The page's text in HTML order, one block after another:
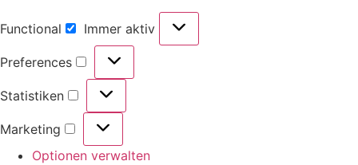
Functional Immer aktiv
Preferences
Statistiken
Marketing
Optionen verwalten